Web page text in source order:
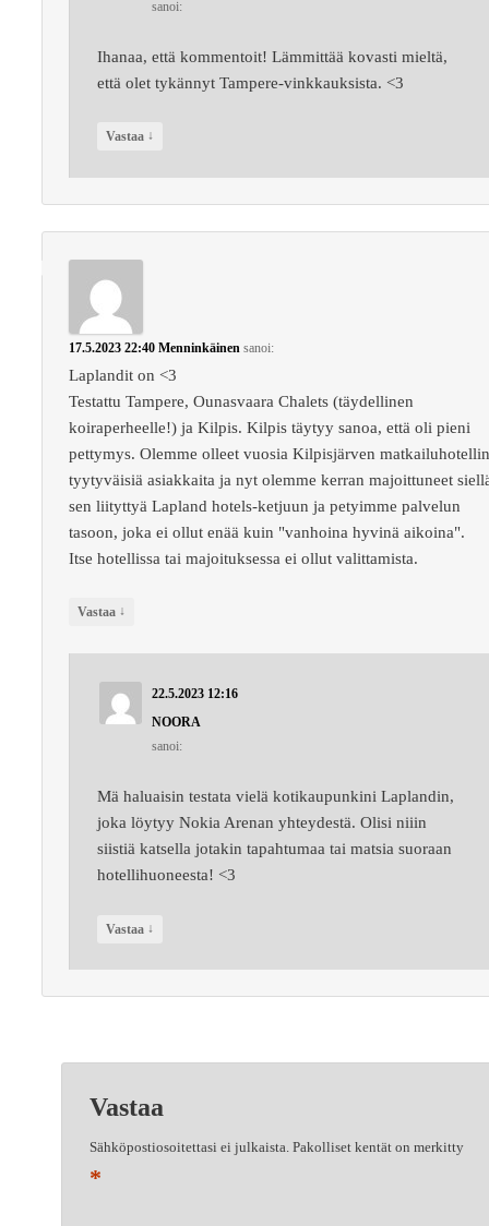
sanoi:
Ihanaa, että kommentoit! Lämmittää kovasti mieltä,
että olet tykännyt Tampere-vinkkauksista. <3
Vastaa ↓
17.5.2023 22:40 Menninkäinen sanoi:
Laplandit on <3
Testattu Tampere, Ounasvaara Chalets (täydellinen
koiraperheelle!) ja Kilpis. Kilpis täytyy sanoa, että oli pieni
pettymys. Olemme olleet vuosia Kilpisjärven
tyytyväisiä asiakkaita ja nyt olemme kerran majoittuneet
sen liityttyä Lapland hotels-ketjuun ja petyimme palvelun
tasoon, joka ei ollut enää kuin "vanhoina hyvinä aikoina".
Itse hotellissa tai majoituksessa ei ollut valittamista.
Vastaa ↓
22.5.2023 12:16
NOORA
sanoi:
Mä haluaisin testata vielä kotikaupunkini Laplandin,
joka löytyy Nokia Arenan yhteydestä. Olisi niiin
siistiä katsella jotakin tapahtumaa tai matsia suoraan
hotellihuoneesta! <3
Vastaa ↓
Vastaa
Sähköpostiosoitettasi ei julkaista. Pakolliset kentät on merkitty
*